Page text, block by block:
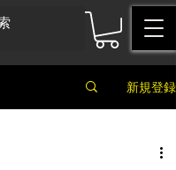
新規登録